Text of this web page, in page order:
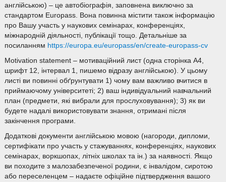
англійською) – це автобіографія, заповнена виключно за
стандартом Europass. Вона повинна містити також інформацію
про Вашу участь у наукових семінарах, конференціях,
міжнародній діяльності, публікації тощо. Детальніше за
посиланням https://europa.eu/europass/en/create-europass-cv
Motivation statement – мотиваційний лист (одна сторінка А4,
шрифт 12, інтервал 1, пишемо відразу англійською). У цьому
листі ви повинні обґрунтувати 1) чому вам важливо вчитися в
приймаючому університеті; 2) ваш індивідуальний навчальний
план (предмети, які вибрали для прослуховування); 3) як ви
будете надалі використовувати знання, отримані після
закінчення програми.
Додаткові документи англійською мовою (нагороди, дипломи,
сертифікати про участь у стажуваннях, конференціях, наукових
семінарах, воркшопах, літніх школах та ін.) за наявності. Якщо
ви походите з малозабезпеченої родини, є інвалідом, сиротою
або переселенцем – надаєте офіційне підтвердження вашого